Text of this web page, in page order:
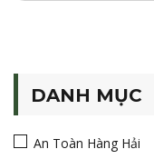
DANH MỤC
An Toàn Hàng Hải